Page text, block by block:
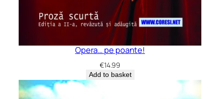
Opera… pe poante!
€14.99
Add to basket